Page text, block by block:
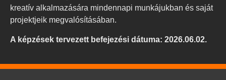
kreatív alkalmazására mindennapi munkájukban és saját
projektjeik megvalósításában.
A képzések tervezett befejezési dátuma: 2026.06.02.